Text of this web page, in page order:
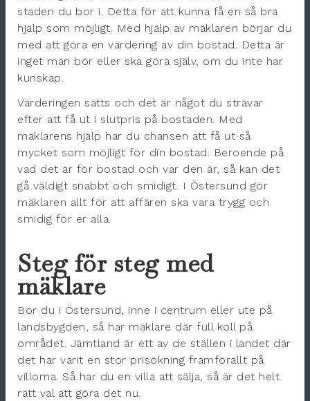
staden du bor i. Detta för att kunna få en så bra
hjälp som möjligt. Med hjälp av mäklaren börjar du
med att göra en värdering av din bostad. Detta är
inget man bör eller ska göra själv, om du inte har
kunskap.
Värderingen sätts och det är något du strävar
efter att få ut i slutpris på bostaden. Med
mäklarens hjälp har du chansen att få ut så
mycket som möjligt för din bostad. Beroende på
vad det är för bostad och var den är, så kan det
gå väldigt snabbt och smidigt. I Östersund gör
mäklaren allt för att affären ska vara trygg och
smidig för er alla.
Steg för steg med
mäklare
Bor du i Östersund, inne i centrum eller ute på
landsbygden, så har mäklare där full koll på
området. Jämtland är ett av de ställen i landet där
det har varit en stor prisökning framförallt på
villorna. Så har du en villa att sälja, så är det helt
rätt val att göra det nu.